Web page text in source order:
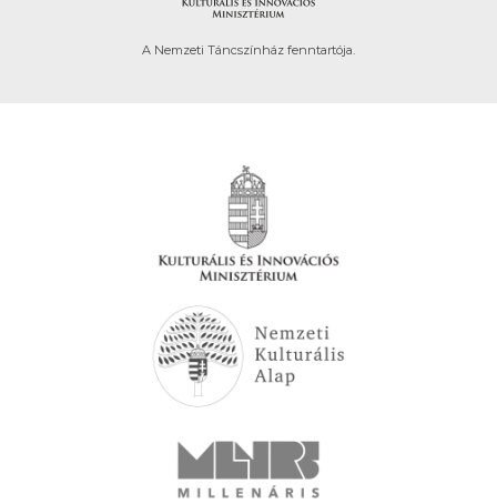
A Nemzeti Táncszínház fenntartója.